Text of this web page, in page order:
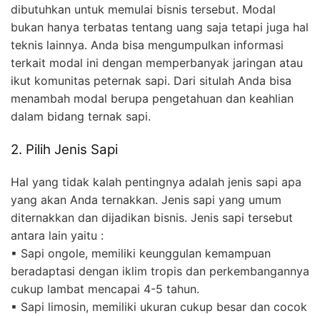
dibutuhkan untuk memulai bisnis tersebut. Modal
bukan hanya terbatas tentang uang saja tetapi juga hal
teknis lainnya. Anda bisa mengumpulkan informasi
terkait modal ini dengan memperbanyak jaringan atau
ikut komunitas peternak sapi. Dari situlah Anda bisa
menambah modal berupa pengetahuan dan keahlian
dalam bidang ternak sapi.
2. Pilih Jenis Sapi
Hal yang tidak kalah pentingnya adalah jenis sapi apa
yang akan Anda ternakkan. Jenis sapi yang umum
diternakkan dan dijadikan bisnis. Jenis sapi tersebut
antara lain yaitu :
▪ Sapi ongole, memiliki keunggulan kemampuan
beradaptasi dengan iklim tropis dan perkembangannya
cukup lambat mencapai 4-5 tahun.
▪ Sapi limosin, memiliki ukuran cukup besar dan cocok